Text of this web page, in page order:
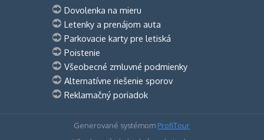
Dovolenka na mieru
Letenky a prenájom auta
Parkovacie karty pre letiská
Poistenie
Všeobecné zmluvné podmienky
Alternatívne riešenie sporov
Reklamačný poriadok
Generované systémom ProfiTour